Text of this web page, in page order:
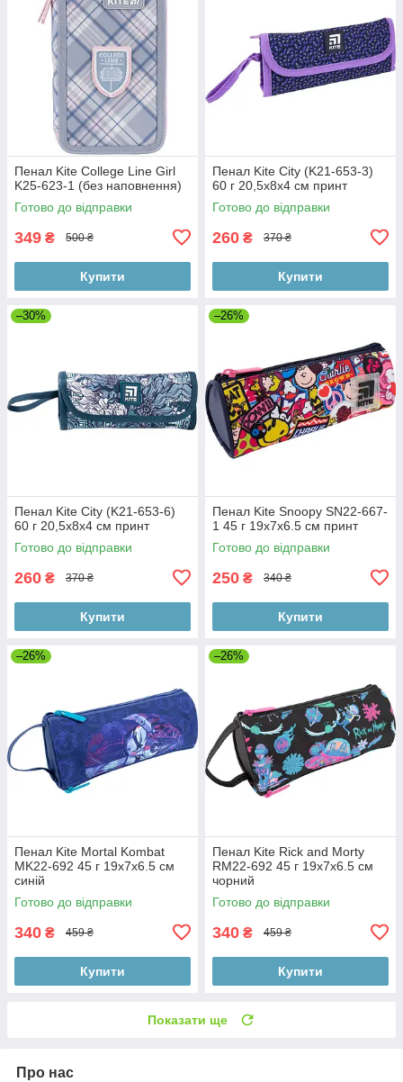
Пенал Kite College Line Girl
K25-623-1 (без наповнення)
Готово до відправки
349 ₴ 500 ₴
Купити
Пенал Kite City (K21-653-3)
60 г 20,5x8x4 см принт
Готово до відправки
260 ₴ 370 ₴
Купити
–30%
Пенал Kite City (K21-653-6)
60 г 20,5x8x4 см принт
Готово до відправки
260 ₴ 370 ₴
Купити
–26%
Пенал Kite Snoopy SN22-667-
1 45 г 19х7х6.5 см принт
Готово до відправки
250 ₴ 340 ₴
Купити
–26%
Пенал Kite Mortal Kombat
MK22-692 45 г 19х7х6.5 см
синій
Готово до відправки
340 ₴ 459 ₴
Купити
–26%
Пенал Kite Rick and Morty
RM22-692 45 г 19х7х6.5 см
чорний
Готово до відправки
340 ₴ 459 ₴
Купити
Показати ще
Про нас